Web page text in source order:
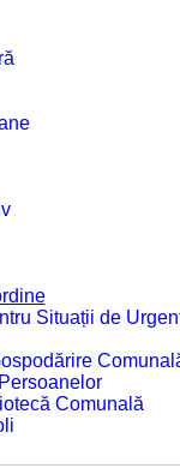
Situații de
Comunală